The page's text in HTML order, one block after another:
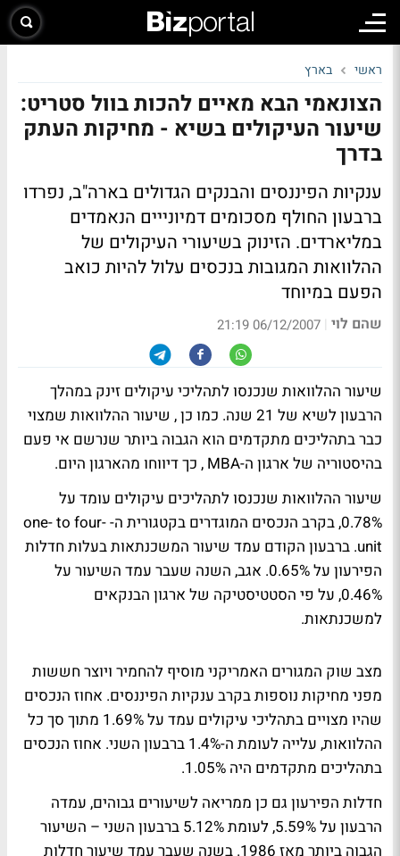
ראשי בארץ
הצונאמי הבא מאיים להכות בוול סטריט:
שיעור העיקולים בשיא - מחיקות העתק
בדרך
ענקיות הפיננסים והבנקים הגדולים בארה"ב, נפרדו
ברבעון החולף מסכומים דמיונייים הנאמדים
במליארדים. הזינוק בשיעורי העיקולים של
ההלוואות המגובות בנכסים עלול להיות כואב
הפעם במיוחד
שהם לוי |
06/12/2007 21:19
שיעור ההלוואות שנכנסו לתהליכי עיקולים זינק במהלך
הרבעון לשיא של 21 שנה. כמו כן , שיעור ההלוואות שמצוי
כבר בתהליכים מתקדמים הוא הגבוה ביותר שנרשם אי פעם
בהיסטוריה של ארגון ה-MBA , כך דיווחו מהארגון היום.
שיעור ההלוואות שנכנסו לתהליכים עיקולים עומד על
0.78%, בקרב הנכסים המוגדרים בקטגורית ה- one- to four-
unit. ברבעון הקודם עמד שיעור המשכנתאות בעלות חדלות
הפירעון על 0.65%. אגב, השנה שעבר עמד השיעור על
0.46%, על פי הסטטיסטיקה של ארגון הבנקאים
למשכנתאות.
מצב שוק המגורים האמריקני מוסיף להחמיר ויוצר חששות
מפני מחיקות נוספות בקרב ענקיות הפיננסים. אחוז הנכסים
שהיו מצויים בתהליכי עיקולים עמד על 1.69% מתוך סך כל
ההלוואות, עלייה לעומת ה-1.4% ברבעון השני. אחוז הנכסים
בתהליכים מתקדמים היה 1.05%.
חדלות הפירעון גם כן ממריאה לשיעורים גבוהים, עמדה
הרבעון על 5.59%, לעומת 5.12% ברבעון השני – השיעור
הגבוה ביותר מאז 1986. בשנה שעבר עמד שיעור חדלות